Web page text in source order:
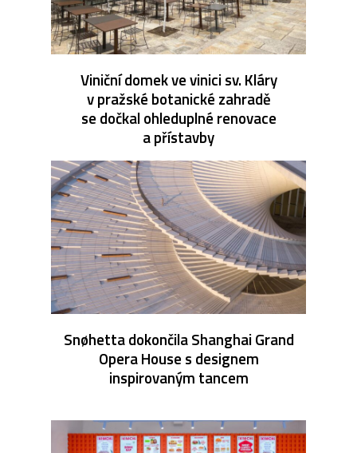
Viniční domek ve vinici sv. Kláry
v pražské botanické zahradě
se dočkal ohleduplné renovace
a přístavby
Snøhetta dokončila Shanghai Grand
Opera House s designem
inspirovaným tancem